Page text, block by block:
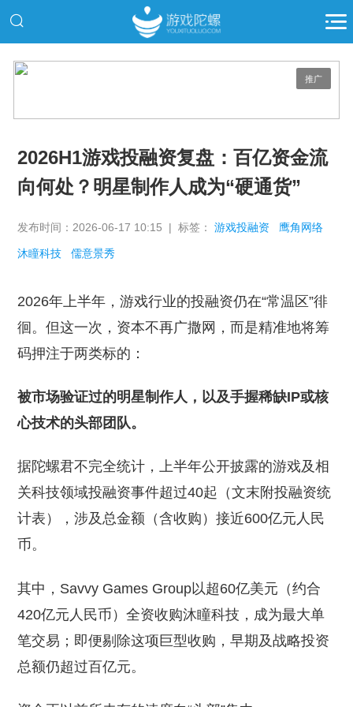
推广
2026H1游戏投融资复盘：百亿资金流
向何处？明星制作人成为“硬通货”
发布时间：2026-06-17 10:15 | 标签：游戏投融资 鹰角网络
沐瞳科技 儒意景秀
2026年上半年，游戏行业的投融资仍在“常温区”徘
徊。但这一次，资本不再广撒网，而是精准地将筹
码押注于两类标的：
被市场验证过的明星制作人，以及手握稀缺IP或核
心技术的头部团队。
据陀螺君不完全统计，上半年公开披露的游戏及相
关科技领域投融资事件超过40起（文末附投融资统
计表），涉及总金额（含收购）接近600亿元人民
币。
其中，Savvy Games Group以超60亿美元（约合
420亿元人民币）全资收购沐瞳科技，成为最大单
笔交易；即便剔除这项巨型收购，早期及战略投资
总额仍超过百亿元。